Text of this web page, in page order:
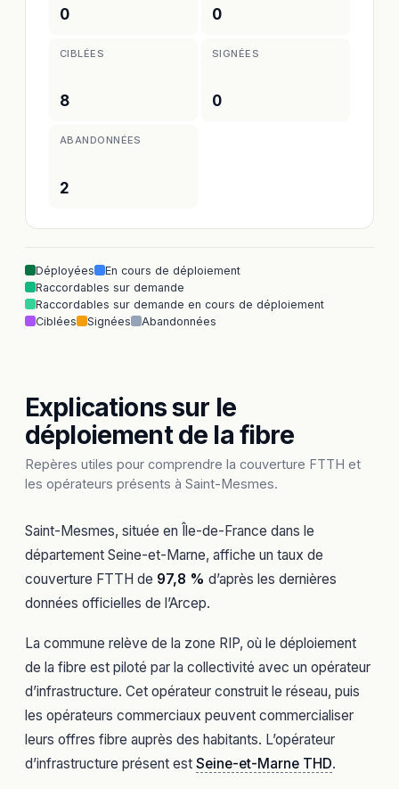
0 0
CIBLÉES
8
SIGNÉES
0
ABANDONNÉES
2
Déployées
En cours de déploiement
Raccordables sur demande
Raccordables sur demande en cours de déploiement
Ciblées
Signées Abandonnées
Explications sur le
déploiement de la fibre
Repères utiles pour comprendre la couverture FTTH et
les opérateurs présents à Saint-Mesmes.
Saint-Mesmes, située en Île-de-France dans le
département Seine-et-Marne, affiche un taux de
couverture FTTH de 97,8 % d’après les dernières
données officielles de l’Arcep.
La commune relève de la zone RIP, où le déploiement
de la fibre est piloté par la collectivité avec un opérateur
d’infrastructure. Cet opérateur construit le réseau, puis
les opérateurs commerciaux peuvent commercialiser
leurs offres fibre auprès des habitants. L’opérateur
d’infrastructure présent est Seine-et-Marne THD.